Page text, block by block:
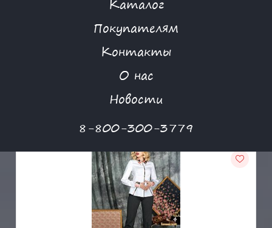
Покупателям
Контакты
О нас
Новости
8-800-300-3779